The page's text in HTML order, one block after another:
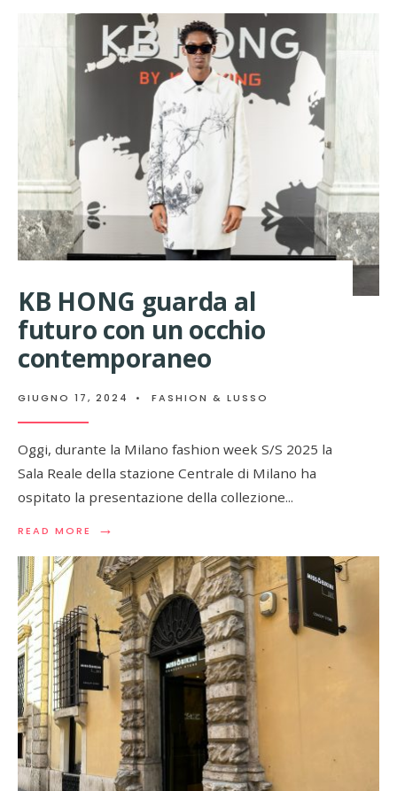
SFILA
KB HONG guarda al
futuro con un occhio
contemporaneo
GIUGNO 17, 2024 • FASHION & LUSSO
Oggi, durante la Milano fashion week S/S 2025 la
Sala Reale della stazione Centrale di Milano ha
ospitato la presentazione della collezione...
READ MORE →
READ
KB
HONG
GUARDA
FUTURO
CON
UN
OCCHIO
CONTEMPORANEO